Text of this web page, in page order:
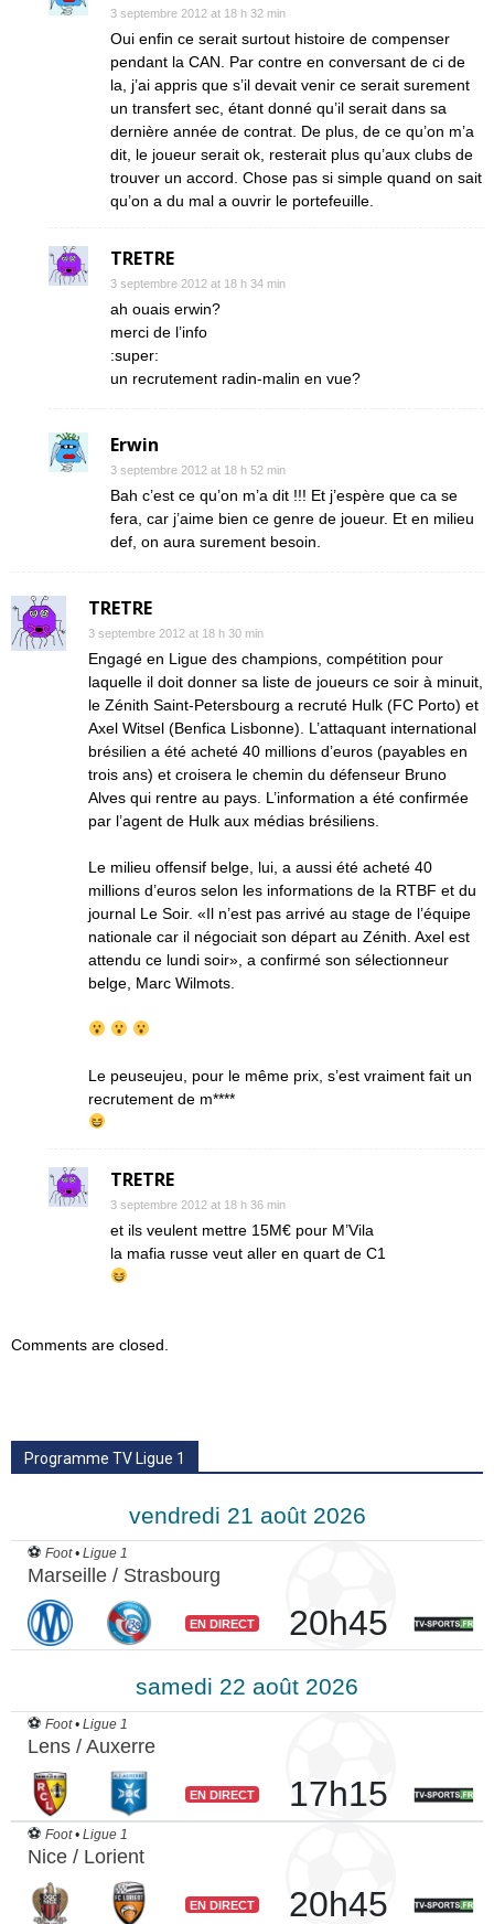
3 septembre 2012 at 18 h 32 min
Oui enfin ce serait surtout histoire de compenser
pendant la CAN. Par contre en conversant de ci de
la, j’ai appris que s’il devait venir ce serait surement
un transfert sec, étant donné qu’il serait dans sa
dernière année de contrat. De plus, de ce qu’on m’a
dit, le joueur serait ok, resterait plus qu’aux clubs de
trouver un accord. Chose pas si simple quand on sait
qu’on a du mal a ouvrir le portefeuille.
TRETRE
3 septembre 2012 at 18 h 34 min
ah ouais erwin?
merci de l’info
:super:
un recrutement radin-malin en vue?
Erwin
3 septembre 2012 at 18 h 52 min
Bah c’est ce qu’on m’a dit !!! Et j’espère que ca se
fera, car j’aime bien ce genre de joueur. Et en milieu
def, on aura surement besoin.
TRETRE
3 septembre 2012 at 18 h 30 min
Engagé en Ligue des champions, compétition pour
laquelle il doit donner sa liste de joueurs ce soir à minuit,
le Zénith Saint-Petersbourg a recruté Hulk (FC Porto) et
Axel Witsel (Benfica Lisbonne). L’attaquant international
brésilien a été acheté 40 millions d’euros (payables en
trois ans) et croisera le chemin du défenseur Bruno
Alves qui rentre au pays. L’information a été confirmée
par l’agent de Hulk aux médias brésiliens.
Le milieu offensif belge, lui, a aussi été acheté 40
millions d’euros selon les informations de la RTBF et du
journal Le Soir. «Il n’est pas arrivé au stage de l’équipe
nationale car il négociait son départ au Zénith. Axel est
attendu ce lundi soir», a confirmé son sélectionneur
belge, Marc Wilmots.
Le peuseujeu, pour le même prix, s’est vraiment fait un
recrutement de m****
TRETRE
3 septembre 2012 at 18 h 36 min
et ils veulent mettre 15M€ pour M’Vila
la mafia russe veut aller en quart de C1
Comments are closed.
Programme TV Ligue 1